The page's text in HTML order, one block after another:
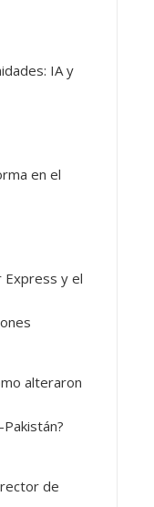
IA y
en el
Express y el
alteraron
de